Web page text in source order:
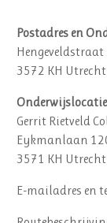
Postadres en
Hengeveldstraat
3572 KH Utrecht
Onderwijslocatie
Gerrit Rietveld
Eykmanlaan
3571 KH Utrecht
E-mailadres en